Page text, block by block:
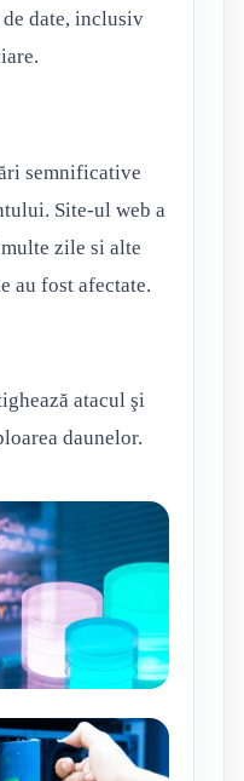
date, inclusiv
semnificative
Site-ul web a
zile si alte
au fost afectate.
atacul şi
daunelor.